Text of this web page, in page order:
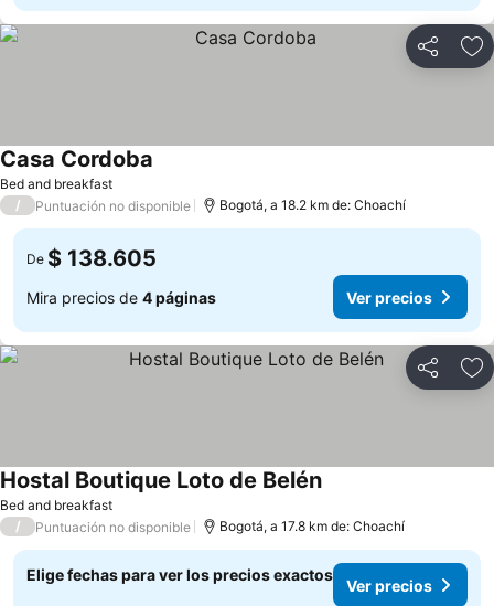
Compartir
Bed and breakfast
Casa Cordoba
/ Puntuación no disponible Bogotá, a 18.2 km de: Choachí
De $ 138.605
Mira precios de 4 páginas Ver precios
Compartir
Bed and breakfast
Hostal Boutique Loto de Belén
/ Puntuación no disponible Bogotá, a 17.8 km de: Choachí
Elige fechas para ver los precios exactos
Ver precios